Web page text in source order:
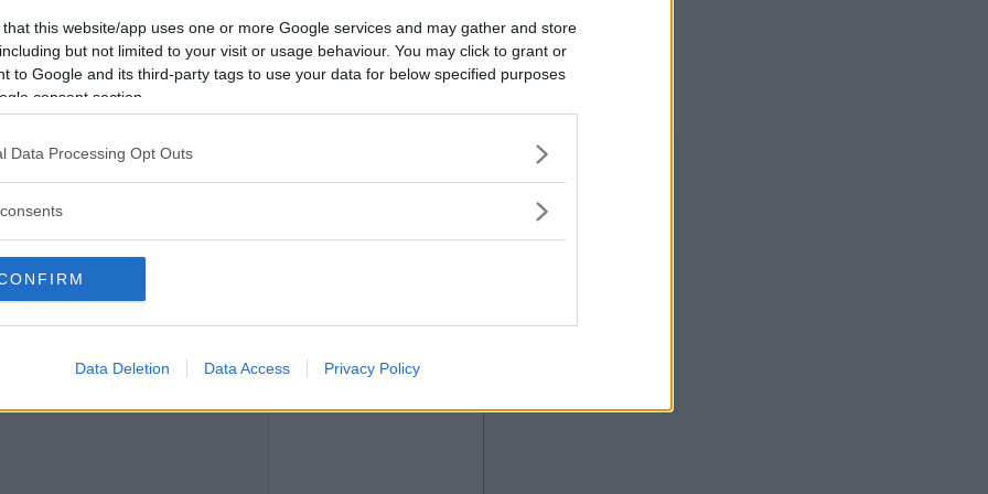
that this website/app uses one or more Google services and may gather and store
but not limited to your visit or usage behaviour. You may click to grant or
to Google and its third-party tags to use your data for below specified purposes
consent section.
Data Processing Opt Outs
Data Deletion Data Access Privacy Policy
Underbart.
2017-01-19 09:27
med att lägga ut nåt.
Vill du bli
medlem?